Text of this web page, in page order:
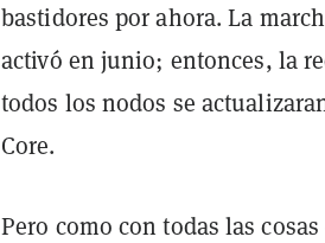
bastidores por ahora. La
activó en junio; entonces, la
todos los nodos se
Core.
Pero como con todas las